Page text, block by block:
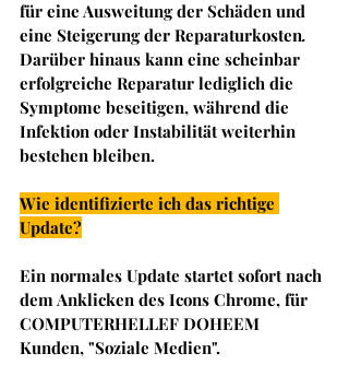
für eine Ausweitung der Schäden und
eine Steigerung der Reparaturkosten.
Darüber hinaus kann eine scheinbar
erfolgreiche Reparatur lediglich die
Symptome beseitigen, während die
Infektion oder Instabilität weiterhin
bestehen bleiben.
Wie identifizierte ich das richtige
Update?
Ein normales Update startet sofort nach
dem Anklicken des Icons Chrome, für
COMPUTERHELLEF DOHEEM
Kunden, "Soziale Medien".